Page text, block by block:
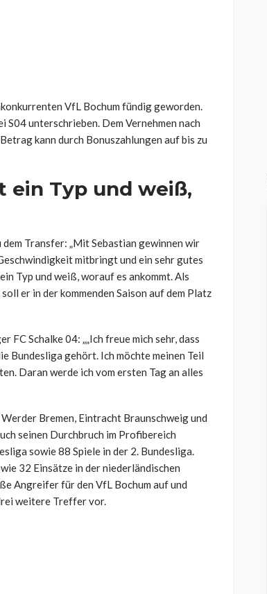
VfL Bochum fündig geworden.
unterschrieben. Dem Vernehmen nach
kann durch Bonuszahlungen auf bis zu
ein Typ und weiß,
Transfer: „Mit Sebastian gewinnen wir
mitbringt und ein sehr gutes
Typ und weiß, worauf es ankommt. Als
er in der kommenden Saison auf dem Platz
Schalke 04: „„Ich freue mich sehr, dass
Bundesliga gehört. Ich möchte meinen Teil
Daran werde ich vom ersten Tag an alles
Bremen, Eintracht Braunschweig und
seinen Durchbruch im Profibereich
sowie 88 Spiele in der 2. Bundesliga.
32 Einsätze in der niederländischen
Angreifer für den VfL Bochum auf und
weitere Treffer vor.